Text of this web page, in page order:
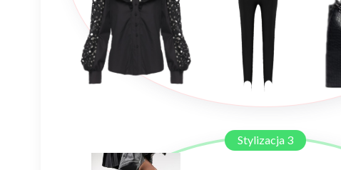
Stylizacja 3